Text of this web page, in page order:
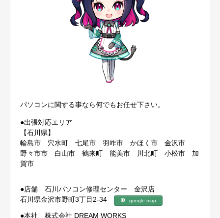
パソコンに関する事なら何でもお任せ下さい。
●出張対応エリア
【石川県】
輪島市 穴水町 七尾市 羽咋市 かほく市 金沢市
野々市市 白山市 鶴来町 能美市 川北町 小松市 加
賀市
●店舗 石川パソコン修理センター 金沢店
石川県金沢市野町3丁目2-34
google map
●本社 株式会社 DREAM WORKS